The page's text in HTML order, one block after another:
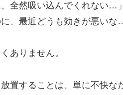
全然吸い込んでくれない…」
、最近どうも効きが悪いな
ありません。
置することは、単に不快な